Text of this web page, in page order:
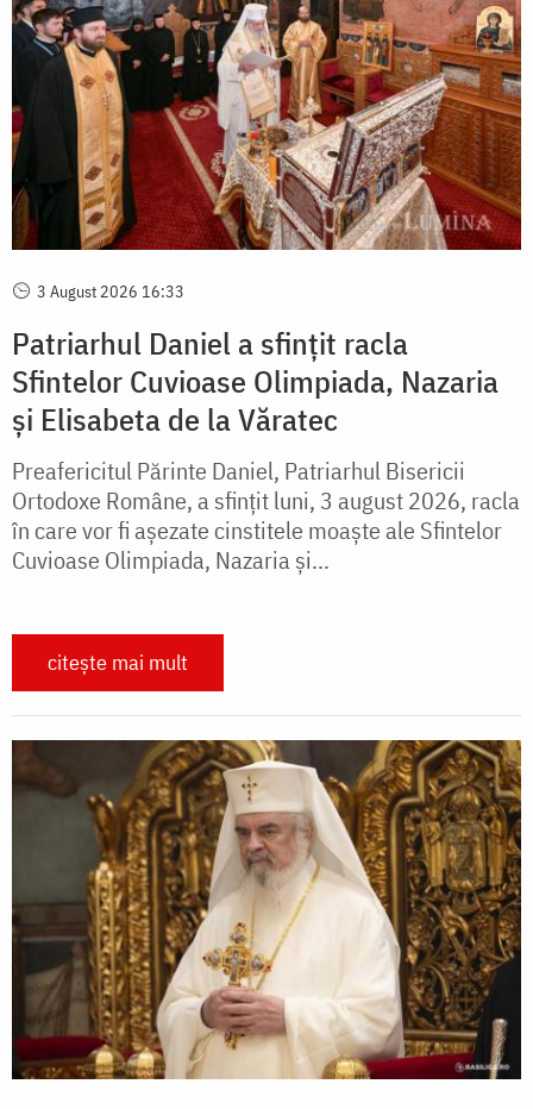
3 August 2026 16:33
Patriarhul Daniel a sfințit racla
Sfintelor Cuvioase Olimpiada, Nazaria
și Elisabeta de la Văratec
Preafericitul Părinte Daniel, Patriarhul Bisericii
Ortodoxe Române, a sfințit luni, 3 august 2026, racla
în care vor fi așezate cinstitele moaște ale Sfintelor
Cuvioase Olimpiada, Nazaria și...
citește mai mult